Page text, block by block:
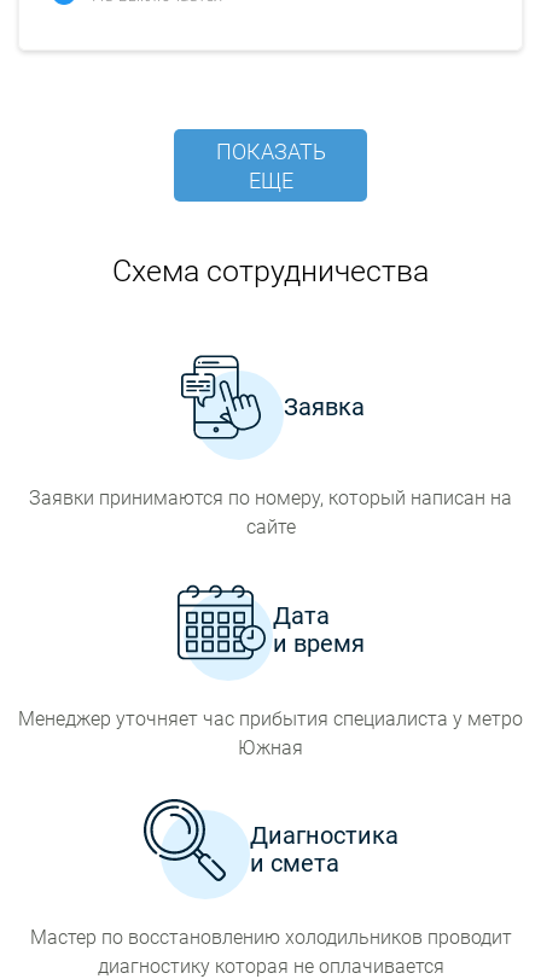
ПОКАЗАТЬ
ЕЩЕ
Схема сотрудничества
Заявка
Заявки принимаются по номеру, который написан на
сайте
Дата
и время
Менеджер уточняет час прибытия специалиста у метро
Южная
Диагностика
и смета
Мастер по восстановлению холодильников проводит
диагностику которая не оплачивается